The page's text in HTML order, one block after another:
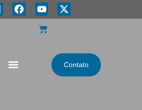
Contato